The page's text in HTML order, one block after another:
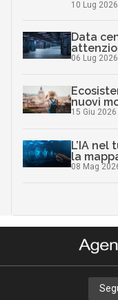
10 Lug 2026
Data
06 Lug 2026
nuovi
15 Giu 2026
L’IA nel
la
08 Mag